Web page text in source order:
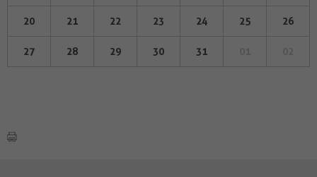
20 21 22 23 24 25 26
27 28 29 30 31